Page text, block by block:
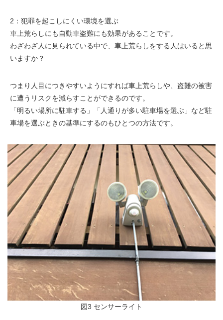
2：犯罪を起こしにくい環境を選ぶ
車上荒らしにも自動車盗難にも効果があることです。
わざわざ人に見られている中で、車上荒らしをする人はいると思
いますか？
つまり人目につきやすいようにすれば車上荒らしや、盗難の被害
に遭うリスクを減らすことができるのです。
「明るい場所に駐車する」「人通りが多い駐車場を選ぶ」など駐
車場を選ぶときの基準にするのもひとつの方法です。
図3 センサーライト